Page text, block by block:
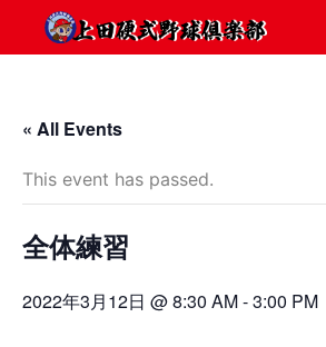
« All Events
This event has passed.
全体練習
2022年3月12日 @ 8:30 AM-3:00 PM